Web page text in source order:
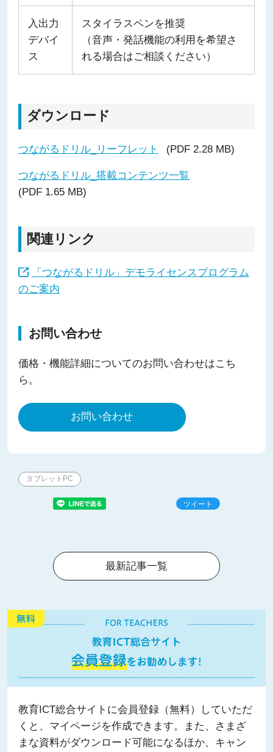
入出力
デバイ
ス
スタイラスペンを推奨
（音声・発話機能の利用を希望さ
れる場合はご相談ください）
ダウンロード
つながるドリル_リーフレット (PDF 2.28 MB)
つながるドリル_搭載コンテンツ一覧
(PDF 1.65 MB)
関連リンク
「つながるドリル」デモライセンスプログラム
のご案内
お問い合わせ
価格・機能詳細についてのお問い合わせはこち
ら。
お問い合わせ
タブレットPC
ツイート
最新記事一覧
教育ICT総合サイトに会員登録（無料）していただ
くと、マイページを作成できます。また、さまざ
まな資料がダウンロード可能になるほか、キャン